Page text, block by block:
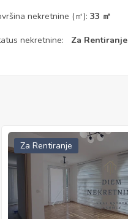
nekretnine (㎡): 33 ㎡
nekretnine: Za Rentiranje
Za Rentiranje